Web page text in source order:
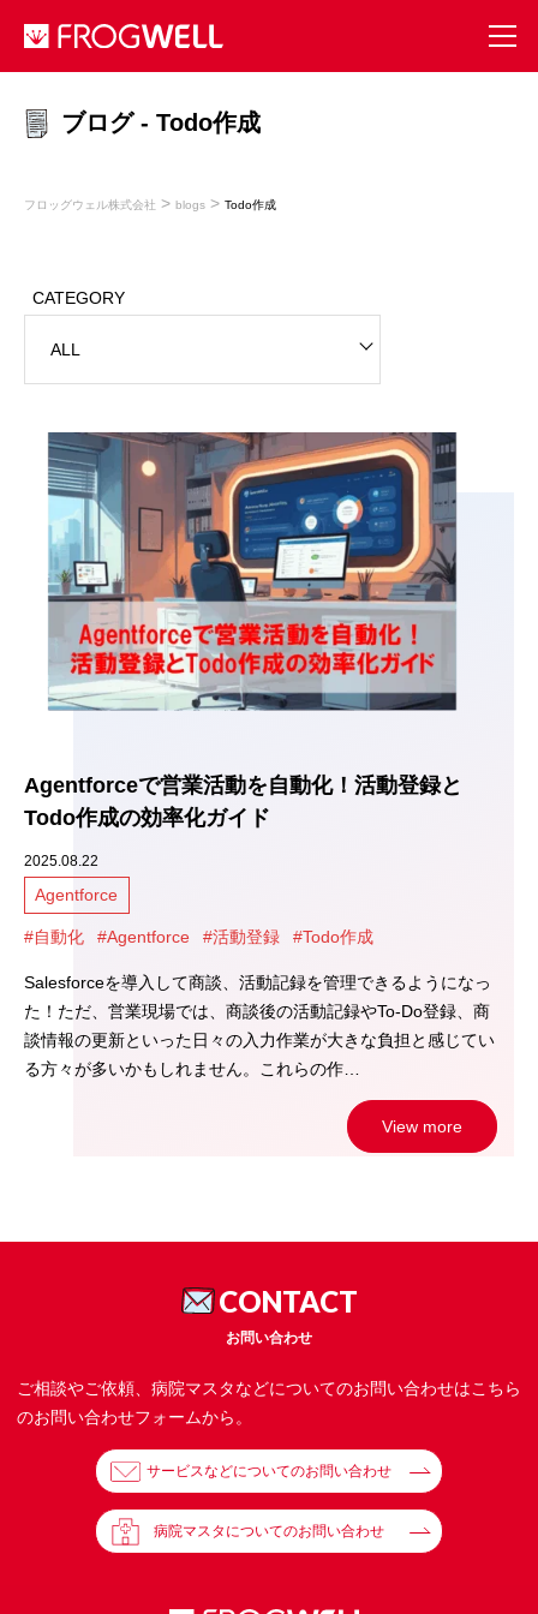
ブログ - Todo作成
フロッグウェル株式会社 > blogs > Todo作成
CATEGORY
Agentforceで営業活動を自動化！活動登録と
Todo作成の効率化ガイド
2025.08.22
Agentforce
#自動化 #Agentforce #活動登録 #Todo作成
Salesforceを導入して商談、活動記録を管理できるようになっ
た！ただ、営業現場では、商談後の活動記録やTo-Do登録、商
談情報の更新といった日々の入力作業が大きな負担と感じてい
る方々が多いかもしれません。これらの作…
View more
CONTACT
お問い合わせ
ご相談やご依頼、病院マスタなどについてのお問い合わせはこちら
のお問い合わせフォームから。
サービスなどについてのお問い合わせ
病院マスタについてのお問い合わせ